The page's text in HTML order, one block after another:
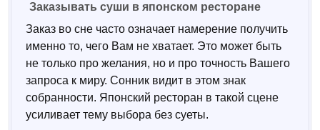
Заказывать суши в японском ресторане
Заказ во сне часто означает намерение получить
именно то, чего Вам не хватает. Это может быть
не только про желания, но и про точность Вашего
запроса к миру. Сонник видит в этом знак
собранности. Японский ресторан в такой сцене
усиливает тему выбора без суеты.